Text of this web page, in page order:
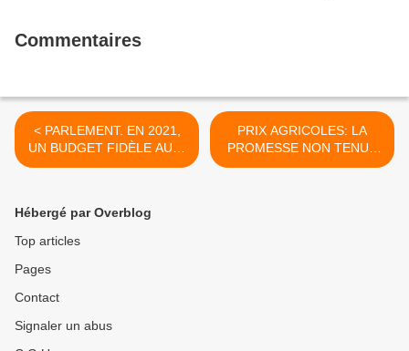
Commentaires
< PARLEMENT. EN 2021,
UN BUDGET FIDÈLE AU «
MONDE D’AVANT »
DU)
PRIX AGRICOLES: LA
PROMESSE NON TENUE
DU PRÉSIDENT MACRON
Hébergé par Overblog
Top articles
Pages
Contact
Signaler un abus